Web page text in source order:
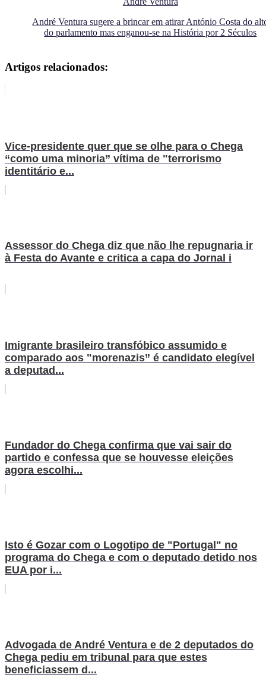
André Ventura sugere a brincar em atirar António Costa do
do parlamento mas enganou-se na História por 2 Séculos
Artigos relacionados:
Vice-presidente quer que se olhe para o Chega
“como uma minoria” vítima de "terrorismo
identitário e...
Assessor do Chega diz que não lhe repugnaria ir
à Festa do Avante e critica a capa do Jornal i
Imigrante brasileiro transfóbico assumido e
comparado aos "morenazis” é candidato elegível
a deputad...
Fundador do Chega confirma que vai sair do
partido e confessa que se houvesse eleições
agora escolhi...
Isto é Gozar com o Logotipo de "Portugal" no
programa do Chega e com o deputado detido nos
EUA por i...
Advogada de André Ventura e de 2 deputados do
Chega pediu em tribunal para que estes
beneficiassem d...